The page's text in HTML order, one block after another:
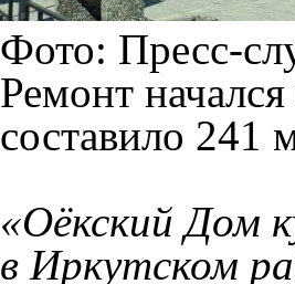
Фото: Пресс-
Ремонт
составило 241
«Оёкский Дом
в Иркутском